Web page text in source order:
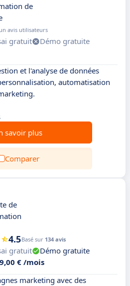
de
avis utilisateurs
gratuit
Démo gratuite
et l'analyse de données
automatisation
savoir plus
Comparer
de
4.5Basé sur 134 avis
gratuit
Démo gratuite
€ /mois
marketing avec des